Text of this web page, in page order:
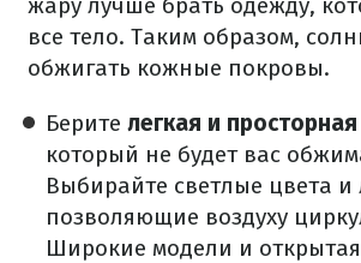
все тело. Таким образом,
обжигать кожные покровы.
Берите легкая и
который не будет вас
Выбирайте светлые цвета и
позволяющие воздуху
Широкие модели и